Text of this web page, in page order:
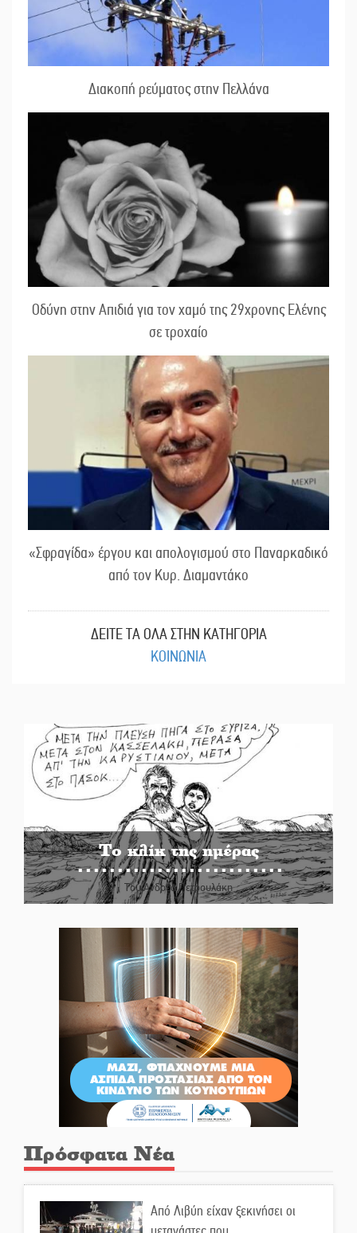
Διακοπή ρεύματος στην Πελλάνα
Οδύνη στην Απιδιά για τον χαμό της 29χρονης Ελένης
σε τροχαίο
«Σφραγίδα» έργου και απολογισμού στο Παναρκαδικό
από τον Κυρ. Διαμαντάκο
ΔΕΙΤΕ ΤΑ ΟΛΑ ΣΤΗΝ ΚΑΤΗΓΟΡΙΑ
ΚΟΙΝΩΝΙΑ
Το κλίκ της ημέρας
Του Ανδρέα Πετρουλάκη
Πρόσφατα Νέα
Από Λιβύη είχαν ξεκινήσει οι